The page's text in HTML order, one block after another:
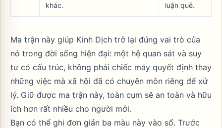
khác.
luận quẻ.
Ma trận này giúp Kinh Dịch trở lại đúng vai trò của
nó trong đời sống hiện đại: một hệ quan sát và suy
tư có cấu trúc, không phải chiếc máy quyết định thay
những việc mà xã hội đã có chuyên môn riêng để xử
lý. Giữ được ma trận này, toàn cụm sẽ an toàn và hữu
ích hơn rất nhiều cho người mới.
Bạn có thể ghi đơn giản ba màu này vào sổ. Trước